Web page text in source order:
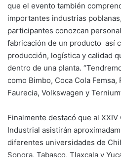
que el evento también
importantes industrias
participantes conozcan
fabricación de un producto así
producción, logística y calidad
dentro de una planta.
como Bimbo, Coca Cola Femsa,
Faurecia, Volkswagen y
Finalmente destacó que al
Industrial asistirán
diferentes universidades de
Sonora, Tabasco, Tlaxcala y